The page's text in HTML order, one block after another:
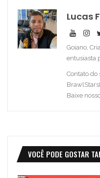
Lucas
Goiano,
entusiasta
Contato do
Baixe
VOCÊ PODE GOSTAR